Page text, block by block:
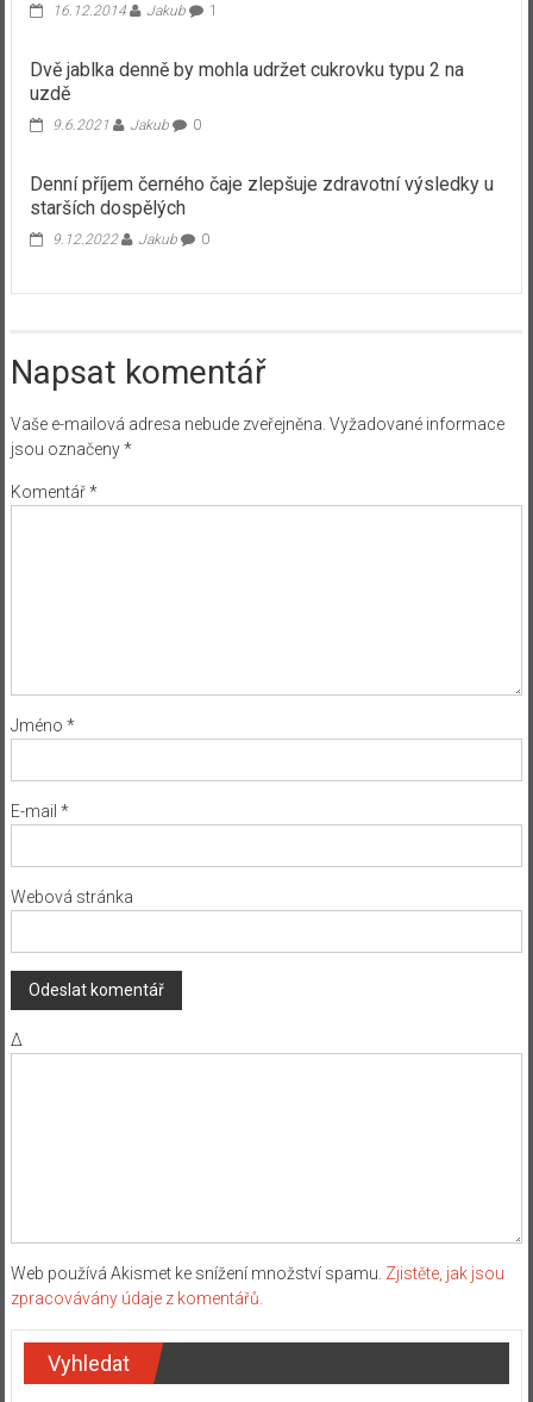
16.12.2014 Jakub 1
Dvě jablka denně by mohla udržet cukrovku typu 2 na
uzdě
9.6.2021 Jakub 0
Denní příjem černého čaje zlepšuje zdravotní výsledky u
starších dospělých
9.12.2022 Jakub 0
Napsat komentář
Vaše e-mailová adresa nebude zveřejněna. Vyžadované informace
jsou označeny*
Komentář*
Jméno *
E-mail *
Webová stránka
Δ
Web používá Akismet ke snížení množství spamu. Zjistěte, jak jsou
zpracovávány údaje z komentářů.
Vyhledat